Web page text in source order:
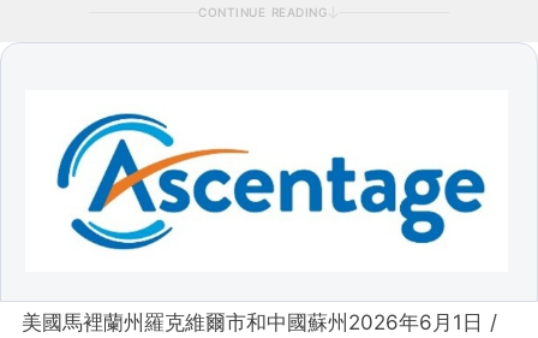
CONTINUE READING
美國馬裡蘭州羅克維爾市和中國蘇州 2026年6月1日 /